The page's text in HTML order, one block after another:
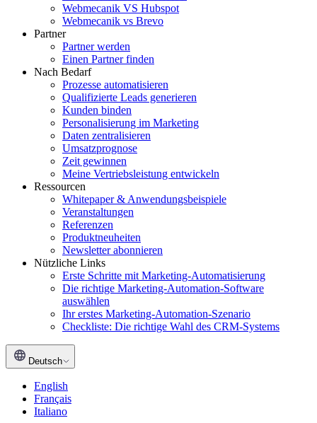
Webmecanik VS Hubspot
Webmecanik vs Brevo
Partner
Partner werden
Einen Partner finden
Nach Bedarf
Prozesse automatisieren
Qualifizierte Leads generieren
Kunden binden
Personalisierung im Marketing
Daten zentralisieren
Umsatzprognose
Zeit gewinnen
Meine Vertriebsleistung entwickeln
Ressourcen
Whitepaper & Anwendungsbeispiele
Veranstaltungen
Referenzen
Produktneuheiten
Newsletter abonnieren
Nützliche Links
Erste Schritte mit Marketing-Automatisierung
Die richtige Marketing-Automation-Software
auswählen
Ihr erstes Marketing-Automation-Szenario
Checkliste: Die richtige Wahl des CRM-Systems
Deutsch
English
Français
Italiano